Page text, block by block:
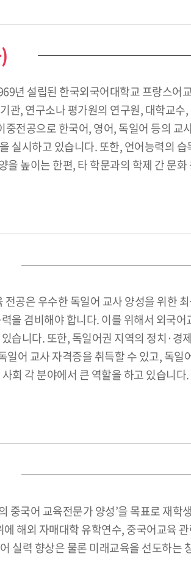
년 설립된 한국외국어대학교 프랑스
관, 연구소나 평가원의 연구원, 대학교
전공으로 한국어, 영어, 독일어 등의
실시하고 있습니다. 또한, 언어능력의
높이는 한편, 타 학문과의 학제 간 문
공은 우수한 독일어 교사 양성을 위한
을 겸비해야 합니다. 이를 위해서 외국
습니다. 또한, 독일어권 지역의 정치·경
어 교사 자격증을 취득할 수 있고, 독
회 각 분야에서 큰 역할을 하고 있습니다.
중국어 교육전문가 양성’을 목표로 재
해외 자매대학 유학연수, 중국어교육
실력 향상은 물론 미래교육을 선도하는